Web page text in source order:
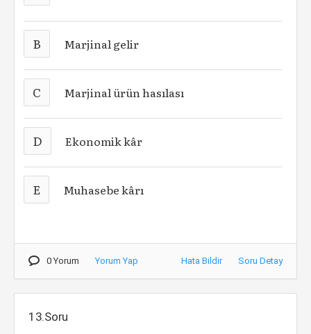
B Marjinal gelir
C Marjinal ürün hasılası
D Ekonomik kâr
E Muhasebe kârı
0 Yorum Yorum Yap Hata Bildir Soru Detay
13.Soru